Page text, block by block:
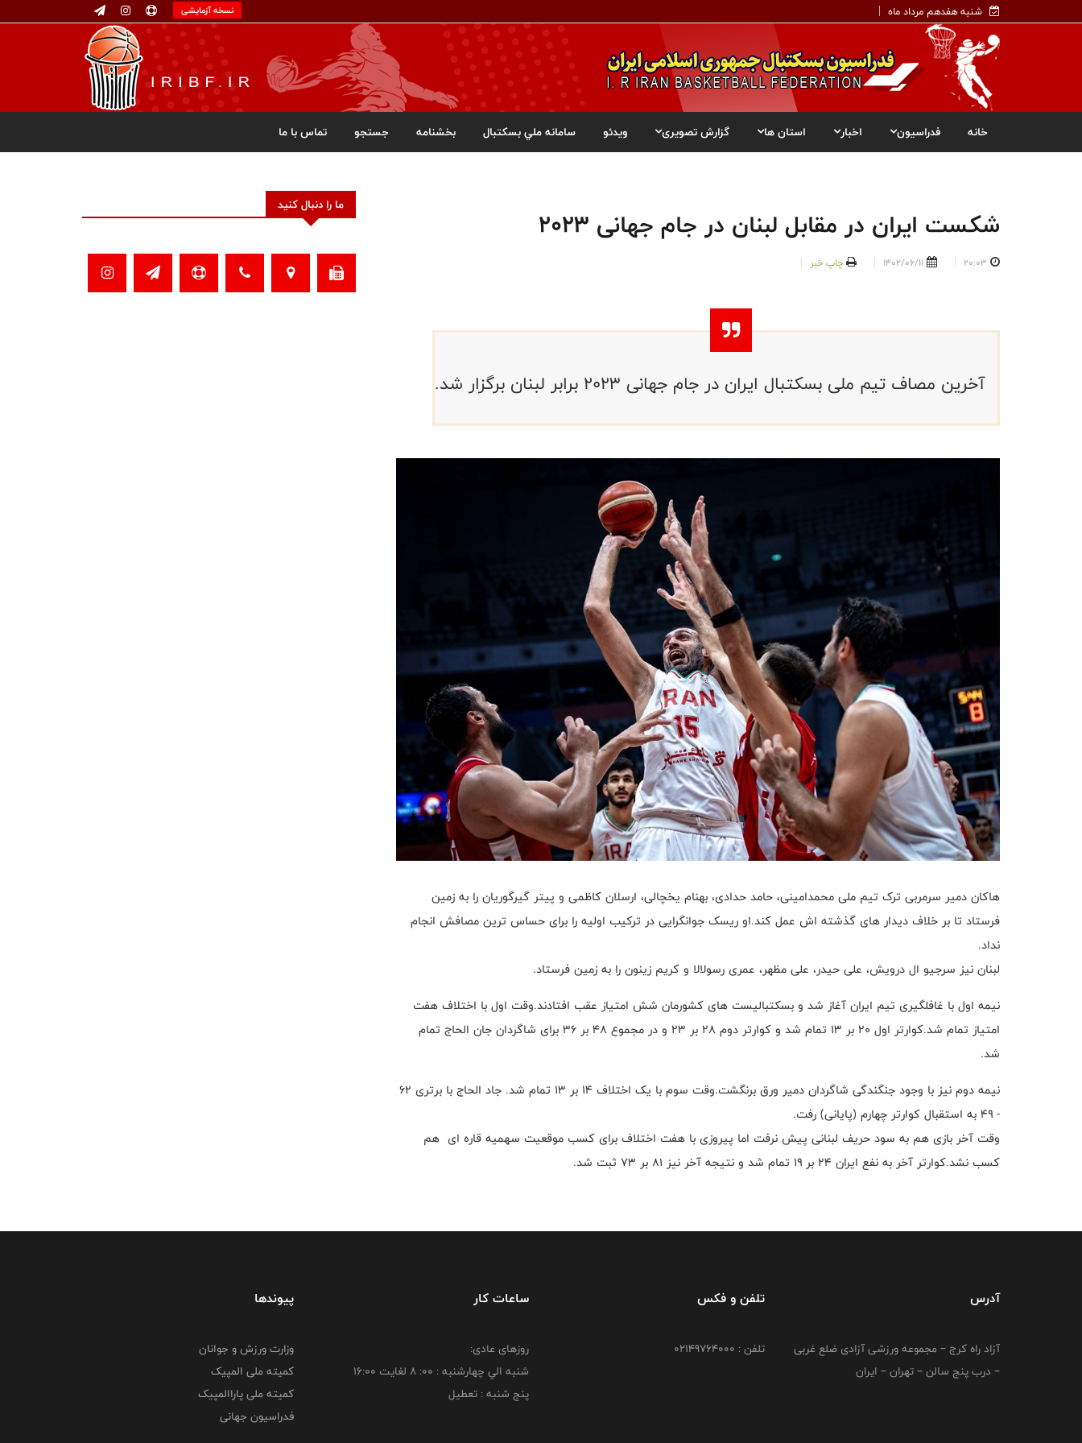
شنبه هفدهم مرداد ماه نسخه آزمایشی
خانه فدراسیون اخبار استان ها گزارش تصویری ویدئو سامانه ملي بسکتبال بخشنامه جستجو تماس با ما
شکست ایران در مقابل لبنان در جام جهانی ۲۰۲۳
20:03
1402/06/11 چاپ خبر
آخرین مصاف تیم ملی بسکتبال ایران در جام جهانی ۲۰۲۳ برابر لبنان برگزار شد.
هاکان دمیر سرمربی ترک تیم ملی محمدامینی، حامد حدادی، بهنام یخچالی، ارسلان کاظمی و پیتر گیرگوریان را به زمین
فرستاد تا بر خلاف دیدار های گذشته اش عمل کند.او ریسک جوانگرایی در ترکیب اولیه را برای حساس ترین مصافش انجام
نداد.
لبنان نیز سرجیو ال درویش، علی حیدر، علی مظهر، عمری رسولالا و کریم زینون را به زمین فرستاد.
نیمه اول با غافلگیری تیم ایران آغاز شد و بسکتبالیست های کشورمان شش امتیاز عقب افتادند.وقت اول با اختلاف هفت
امتیاز تمام شد.کوارتر اول ۲۰ بر ۱۳ تمام شد و کوارتر دوم ۲۸ بر ۲۳ و در مجموع ۴۸ بر ۳۶ برای شاگردان جان الحاج تمام
شد.
نیمه دوم نیز با وجود جنگندگی شاگردان دمیر ورق برنگشت.وقت سوم با یک اختلاف ۱۴ بر ۱۳ تمام شد. جاد الحاج با برتری ۶۲
- ۴۹ به استقبال کوارتر چهارم (پایانی) رفت.
وقت آخر بازی هم به سود حریف لبنانی پیش نرفت اما پیروزی با هفت اختلاف برای کسب موقعیت سهمیه قاره ای هم
کسب نشد.کوارتر آخر به نفع ایران ۲۴ بر ۱۹ تمام شد و نتیجه آخر نیز ۸۱ بر ۷۳ ثبت شد.
ما را دنبال کنید
آدرس
آزاد راه کرج – مجموعه ورزشی آزادی ضلع غربی
– درب پنج سالن – تهران – ایران
تلفن و فکس
تلفن : 02149764000
ساعات کار
روزهای عادی:
شنبه الي چهارشنبه : 00: 8 لغايت 16:00
پنج شنبه : تعطیل
پیوندها
وزارت ورزش و جوانان
کمیته ملی المپیک
کمیته ملی پاراالمپیک
فدراسیون جهانی